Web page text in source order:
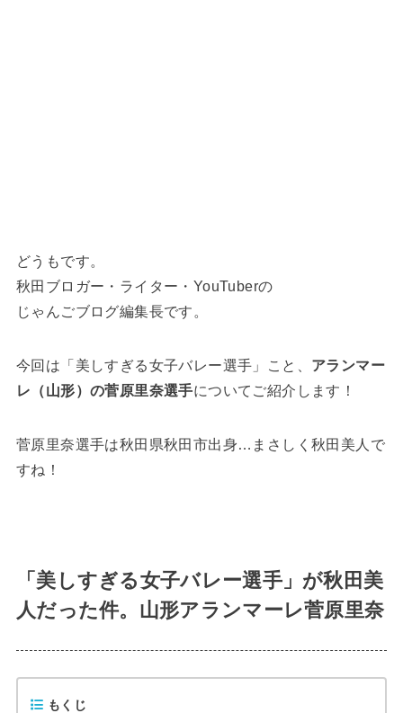
どうもです。
秋田ブロガー・ライター・YouTuberの
じゃんごブログ編集長です。
今回は「美しすぎる女子バレー選手」こと、 アランマー
レ（山形）の菅原里奈選手についてご紹介します！
菅原里奈選手は秋田県秋田市出身…まさしく秋田美人で
すね！
「美しすぎる女子バレー選手」が秋田美
人だった件。山形アランマーレ菅原里奈
もくじ